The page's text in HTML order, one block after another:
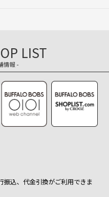
LIST
情報 -
振込、代金引換がご利用できま